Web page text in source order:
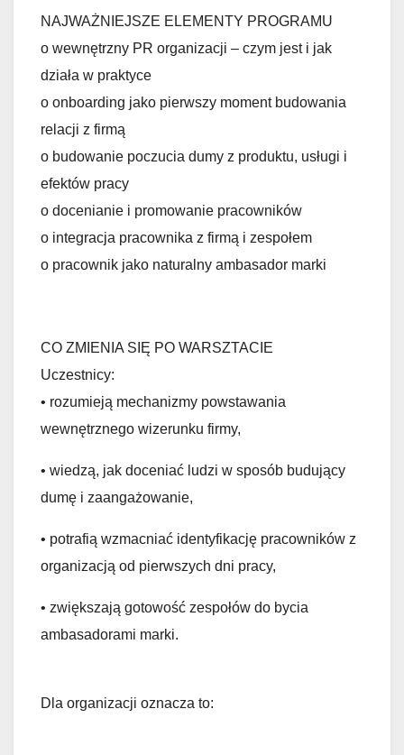
NAJWAŻNIEJSZE ELEMENTY PROGRAMU
o wewnętrzny PR organizacji – czym jest i jak
działa w praktyce
o onboarding jako pierwszy moment budowania
relacji z firmą
o budowanie poczucia dumy z produktu, usługi i
efektów pracy
o docenianie i promowanie pracowników
o integracja pracownika z firmą i zespołem
o pracownik jako naturalny ambasador marki
CO ZMIENIA SIĘ PO WARSZTACIE
Uczestnicy:
• rozumieją mechanizmy powstawania
wewnętrznego wizerunku firmy,
• wiedzą, jak doceniać ludzi w sposób budujący
dumę i zaangażowanie,
• potrafią wzmacniać identyfikację pracowników z
organizacją od pierwszych dni pracy,
• zwiększają gotowość zespołów do bycia
ambasadorami marki.
Dla organizacji oznacza to: